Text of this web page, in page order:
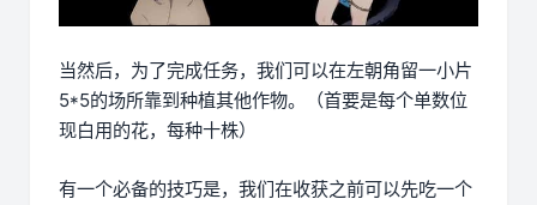
当然后，为了完成任务，我们可以在左朝角留一小片
5*5的场所靠到种植其他作物。（首要是每个单数位
现白用的花，每种十株）
有一个必备的技巧是，我们在收获之前可以先吃一个